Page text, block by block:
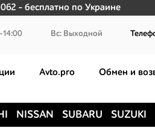
- бесплатно по Украине
14:00 Вс: Выходной
Avto.pro Обмен и
NISSAN SUBARU SUZUKI